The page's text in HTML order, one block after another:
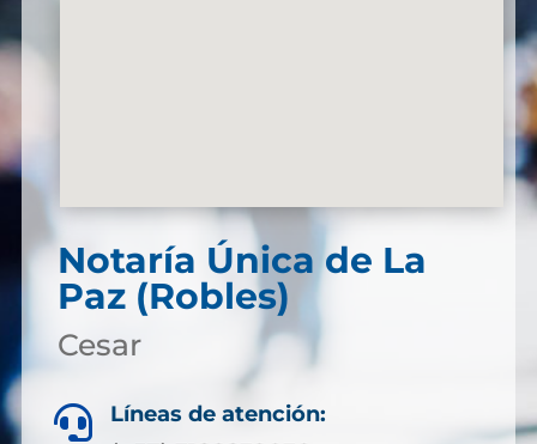
Notaría Única de La
Paz (Robles)
Cesar
 Líneas de atención: